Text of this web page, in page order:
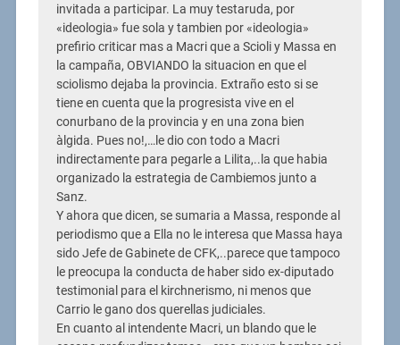
invitada a participar. La muy testaruda, por
«ideologia» fue sola y tambien por «ideologia»
prefirio criticar mas a Macri que a Scioli y Massa en
la campaña, OBVIANDO la situacion en que el
sciolismo dejaba la provincia. Extraño esto si se
tiene en cuenta que la progresista vive en el
conurbano de la provincia y en una zona bien
àlgida. Pues no!,…le dio con todo a Macri
indirectamente para pegarle a Lilita,..la que habia
organizado la estrategia de Cambiemos junto a
Sanz.
Y ahora que dicen, se sumaria a Massa, responde al
periodismo que a Ella no le interesa que Massa haya
sido Jefe de Gabinete de CFK,..parece que tampoco
le preocupa la conducta de haber sido ex-diputado
testimonial para el kirchnerismo, ni menos que
Carrio le gano dos querellas judiciales.
En cuanto al intendente Macri, un blando que le